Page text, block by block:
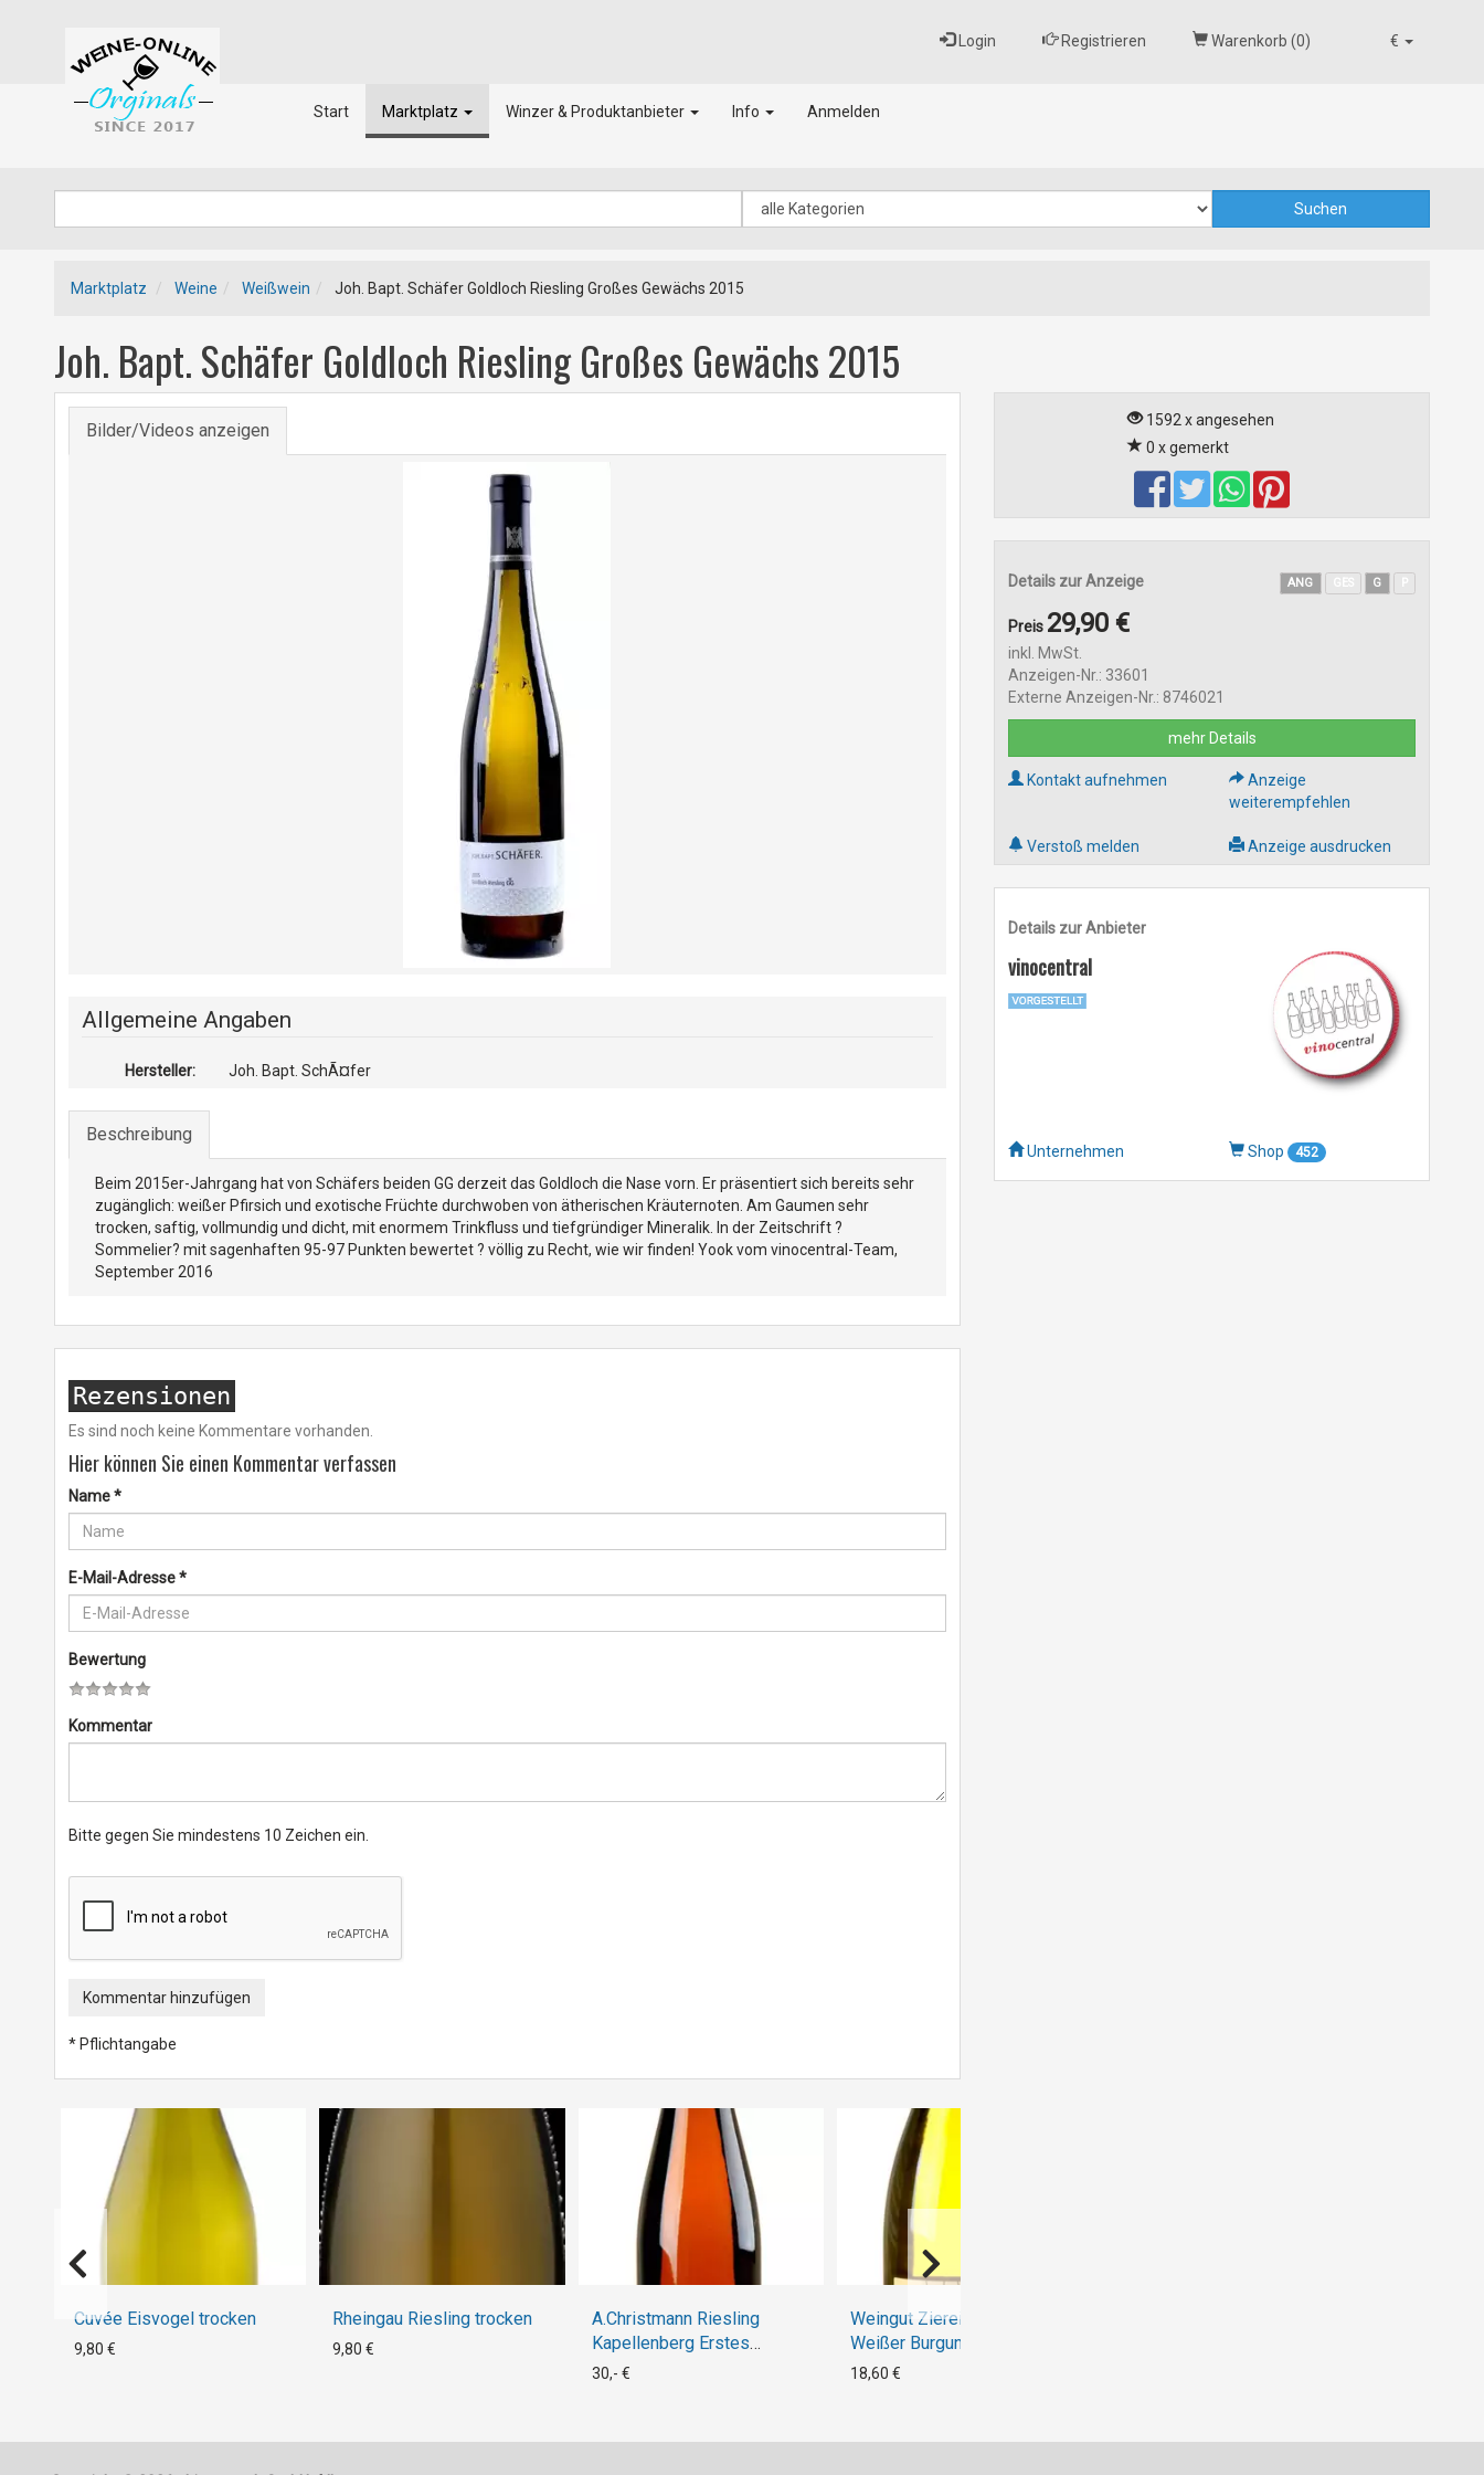
€
Login Registrieren Warenkorb (0)
Start Marktplatz Winzer & Produktanbieter Info Anmelden
Marktplatz Weine Weißwein Joh. Bapt. Schäfer Goldloch Riesling Großes Gewächs 2015
Joh. Bapt. Schäfer Goldloch Riesling Großes Gewächs 2015
Bilder/Videos anzeigen
Allgemeine Angaben
Hersteller: Joh. Bapt. SchÃ¤fer
Beschreibung
Beim 2015er-Jahrgang hat von Schäfers beiden GG derzeit das Goldloch die Nase vorn. Er präsentiert sich bereits sehr
zugänglich: weißer Pfirsich und exotische Früchte durchwoben von ätherischen Kräuternoten. Am Gaumen sehr
trocken, saftig, vollmundig und dicht, mit enormem Trinkfluss und tiefgründiger Mineralik. In der Zeitschrift ?
Sommelier? mit sagenhaften 95-97 Punkten bewertet ? völlig zu Recht, wie wir finden! Yook vom vinocentral-Team,
September 2016
Rezensionen
Es sind noch keine Kommentare vorhanden.
Hier können Sie einen Kommentar verfassen
Name*
E-Mail-Adresse*
Bewertung
Kommentar
Bitte gegen Sie mindestens 10 Zeichen ein.
Kommentar hinzufügen
* Pflichtangabe
Cuvée Eisvogel trocken
9,80 €
Rheingau Riesling trocken
9,80 €
A.Christmann Riesling
Kapellenberg Erstes
Gewächs Bio 2021
30,- €
Weingut Ziereisen Lügle
Weißer Burgunder 2018
18,60 €
1592 x angesehen
0 x gemerkt
Details zur Anzeige ANG G
Preis 29,90 €
inkl. MwSt.
Anzeigen-Nr.: 33601
Externe Anzeigen-Nr.: 8746021
mehr Details
Kontakt aufnehmen
Anzeige
weiterempfehlen
Verstoß melden Anzeige ausdrucken
Details zur Anbieter
vinocentral
Unternehmen Shop 452